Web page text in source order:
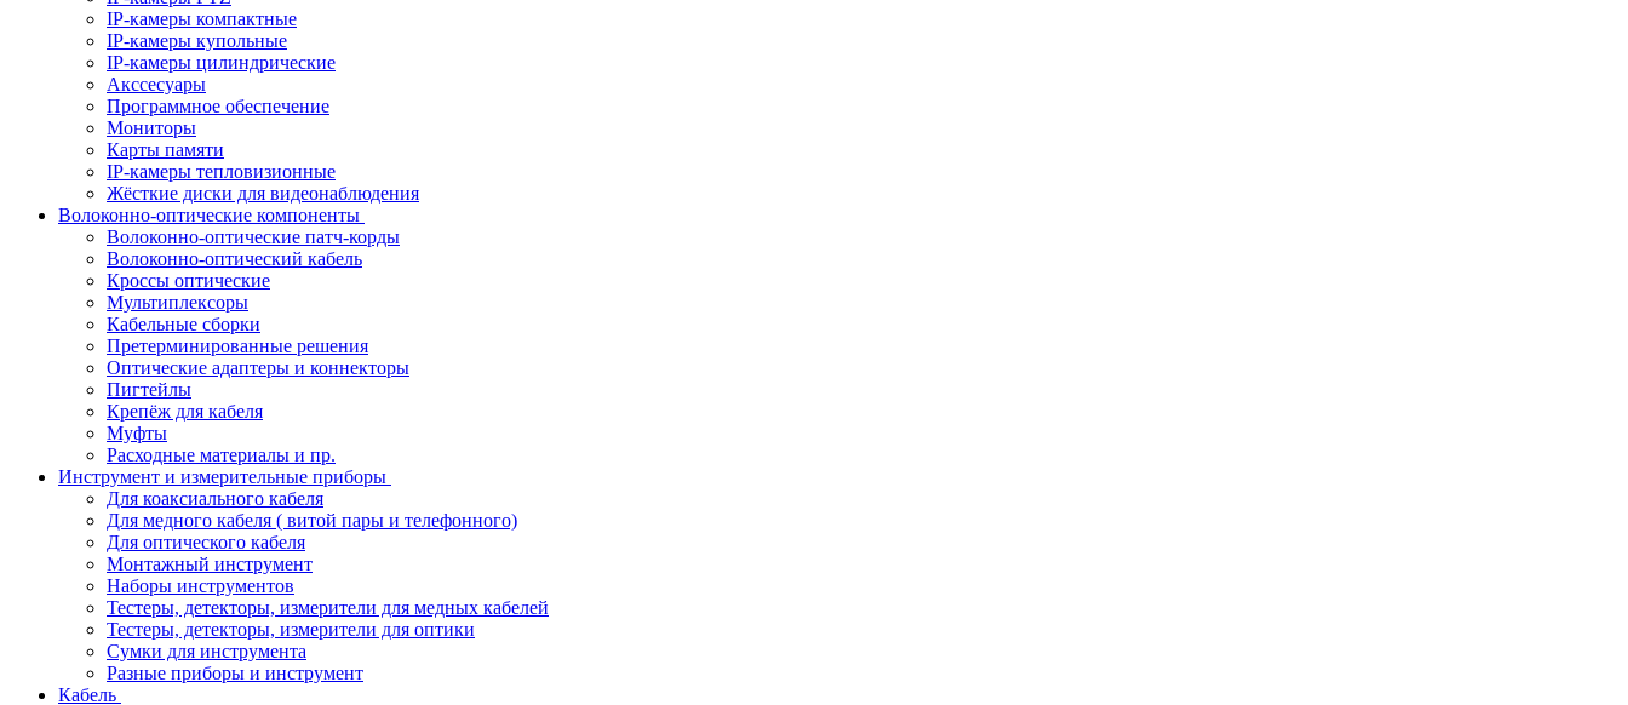
IP-камеры компактные
IP-камеры купольные
IP-камеры цилиндрические
Акссесуары
Программное обеспечение
Мониторы
Карты памяти
IP-камеры тепловизионные
Жёсткие диски для видеонаблюдения
Волоконно-оптические компоненты
Волоконно-оптические патч-корды
Волоконно-оптический кабель
Кроссы оптические
Мультиплексоры
Кабельные сборки
Претерминированные решения
Оптические адаптеры и коннекторы
Пигтейлы
Крепёж для кабеля
Муфты
Расходные материалы и пр.
Инструмент и измерительные приборы
Для коаксиального кабеля
Для медного кабеля ( витой пары и телефонного)
Для оптического кабеля
Монтажный инструмент
Наборы инструментов
Тестеры, детекторы, измерители для медных кабелей
Тестеры, детекторы, измерители для оптики
Сумки для инструмента
Разные приборы и инструмент
Кабель